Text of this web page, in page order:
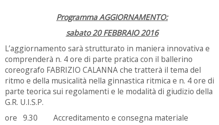
Programma AGGIORNAMENTO:
sabato 20 FEBBRAIO 2016
L’aggiornamento sarà strutturato in maniera innovativa e
comprenderà n. 4 ore di parte pratica con il ballerino
coreografo FABRIZIO CALANNA che tratterà il tema del
ritmo e della musicalità nella ginnastica ritmica e n. 4 ore di
parte teorica sui regolamenti e le modalità di giudizio della
G.R. U.I.S.P.
ore 9.30 Accreditamento e consegna materiale